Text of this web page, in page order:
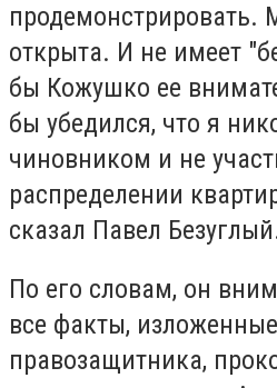
продемонстрировать.
открыта. И не имеет
бы Кожушко ее
бы убедился, что я
чиновником и не
распределении
сказал Павел
По его словам, он
все факты,
правозащитника,